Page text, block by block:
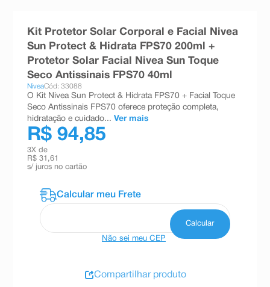
Kit Protetor Solar Corporal e Facial Nivea
Sun Protect & Hidrata FPS70 200ml +
Protetor Solar Facial Nivea Sun Toque
Seco Antissinais FPS70 40ml
NiveaCód: 33088
O Kit Nivea Sun Protect & Hidrata FPS70 + Facial Toque
Seco Antissinais FPS70 oferece proteção completa,
hidratação e cuidado... Ver mais
R$ 94,85
3X de
R$ 31,61
s/ juros no cartão
Não sei meu CEP
Compartilhar produto
esmalte
ºabsorvente